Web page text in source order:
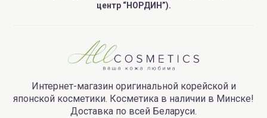
центр “НОРДИН”).
Интернет-магазин оригинальной корейской и
японской косметики. Косметика в наличии в Минске!
Доставка по всей Беларуси.